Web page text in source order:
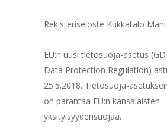
Rekisteriseloste Kukkatalo
EU:n uusi tietosuoja-asetus
Data Protection Regulation)
25.5.2018. Tietosuoja-
on parantaa EU:n kansalaisten
yksityisyydensuojaa.